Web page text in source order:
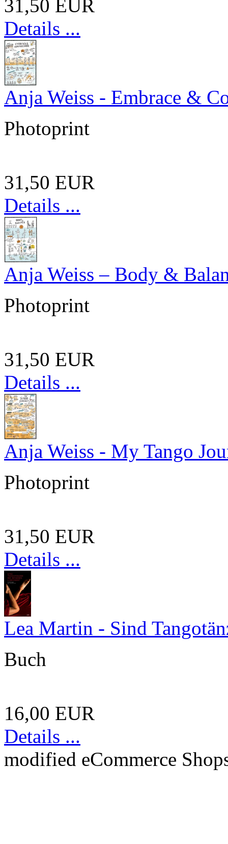
31,50 EUR
Details ...
Anja Weiss - Embrace &
Photoprint
31,50 EUR
Details ...
Anja Weiss – Body &
Photoprint
31,50 EUR
Details ...
Anja Weiss - My Tango
Photoprint
31,50 EUR
Details ...
Lea Martin - Sind
Buch
16,00 EUR
Details ...
modified eCommerce